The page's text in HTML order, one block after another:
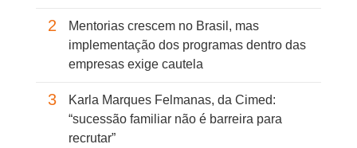
2
Mentorias crescem no Brasil, mas
implementação dos programas dentro das
empresas exige cautela
3
Karla Marques Felmanas, da Cimed:
“sucessão familiar não é barreira para
recrutar”